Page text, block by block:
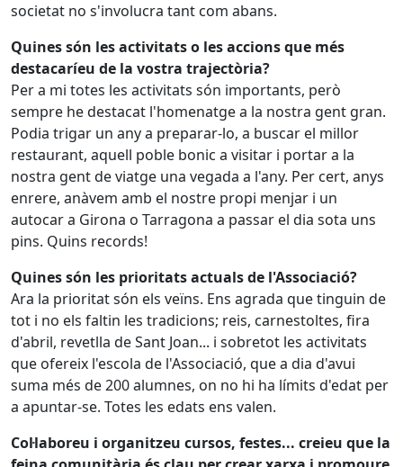
societat no s'involucra tant com abans.
Quines són les activitats o les accions que més
destacaríeu de la vostra trajectòria?
Per a mi totes les activitats són importants, però
sempre he destacat l'homenatge a la nostra gent gran.
Podia trigar un any a preparar-lo, a buscar el millor
restaurant, aquell poble bonic a visitar i portar a la
nostra gent de viatge una vegada a l'any. Per cert, anys
enrere, anàvem amb el nostre propi menjar i un
autocar a Girona o Tarragona a passar el dia sota uns
pins. Quins records!
Quines són les prioritats actuals de l'Associació?
Ara la prioritat són els veïns. Ens agrada que tinguin de
tot i no els faltin les tradicions; reis, carnestoltes, fira
d'abril, revetlla de Sant Joan... i sobretot les activitats
que ofereix l'escola de l'Associació, que a dia d'avui
suma més de 200 alumnes, on no hi ha límits d'edat per
a apuntar-se. Totes les edats ens valen.
Col·laboreu i organitzeu cursos, festes... creieu que la